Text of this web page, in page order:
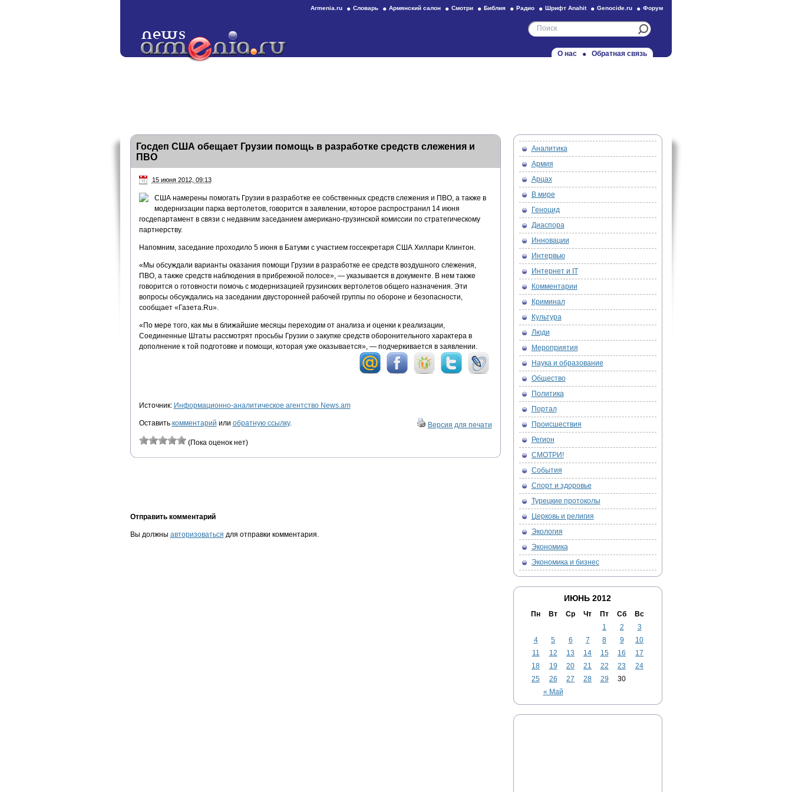
Armenia.ru Словарь Армянский салон Смотри Библия Радио Шрифт Anahit Genocide.ru Форум
О нас Обратная связь
Госдеп США обещает Грузии помощь в разработке средств слежения и
ПВО
15 июня 2012, 09:13
США намерены помогать Грузии в разработке ее собственных средств слежения и ПВО, а также в
модернизации парка вертолетов, говорится в заявлении, которое распространил 14 июня
госдепартамент в связи с недавним заседанием американо-грузинской комиссии по стратегическому
партнерству.
Напомним, заседание проходило 5 июня в Батуми с участием госсекретаря США Хиллари Клинтон.
«Мы обсуждали варианты оказания помощи Грузии в разработке ее средств воздушного слежения,
ПВО, а также средств наблюдения в прибрежной полосе», — указывается в документе. В нем также
говорится о готовности помочь с модернизацией грузинских вертолетов общего назначения. Эти
вопросы обсуждались на заседании двусторонней рабочей группы по обороне и безопасности,
сообщает «Газета.Ru».
«По мере того, как мы в ближайшие месяцы переходим от анализа и оценки к реализации,
Соединенные Штаты рассмотрят просьбы Грузии о закупке средств оборонительного характера в
дополнение к той подготовке и помощи, которая уже оказывается», — подчеркивается в заявлении.
Источник: Информационно-аналитическое агентство News.am
Оставить комментарий или обратную ссылку. Версия для печати
(Пока оценок нет)
Отправить комментарий
Вы должны авторизоваться для отправки комментария.
Аналитика
Армия
Арцах
В мире
Геноцид
Диаспора
Инновации
Интервью
Интернет и IT
Комментарии
Криминал
Культура
Люди
Мероприятия
Наука и образование
Общество
Политика
Портал
Происшествия
Регион
СМОТРИ!
События
Спорт и здоровье
Турецкие протоколы
Церковь и религия
Экология
Экономика
Экономика и бизнес
ИЮНЬ 2012
Пн Вт Ср Чт Пт Сб Вс
« Май
1 2
3
4
5 6 7 8 9
10
11
12 13 14 15 16
17
18
19 20 21 22 23
24
25
26 27 28 29 30